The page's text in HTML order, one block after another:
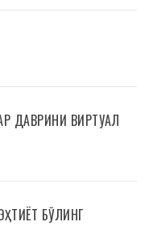
ДАВРИНИ ВИРТУАЛ
БЎЛИНГ